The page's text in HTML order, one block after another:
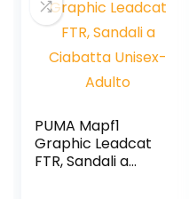
PUMA Mapf1
Graphic Leadcat
FTR, Sandali a